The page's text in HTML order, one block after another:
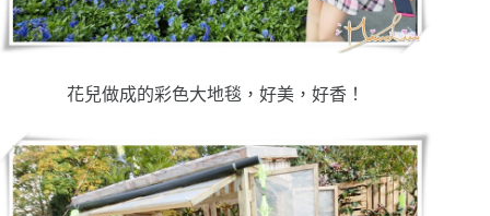
花兒做成的彩色大地毯，好美，好香！